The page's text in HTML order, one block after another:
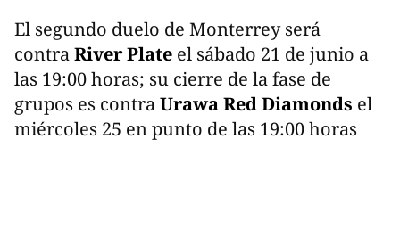
El segundo duelo de Monterrey será
contraRiver Plate el sábado 21 de junio a
las 19:00 horas; su cierre de la fase de
grupos es contraUrawa Red Diamonds el
miércoles 25 en punto de las 19:00 horas